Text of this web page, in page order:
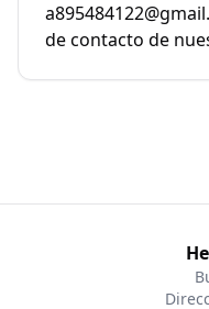
de contacto de